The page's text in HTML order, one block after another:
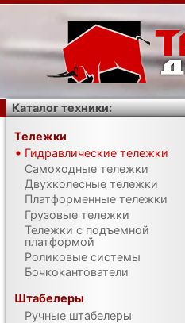
Каталог техники:
Тележки
Гидравлические тележки
Самоходные тележки
Двухколесные тележки
Платформенные тележки
Грузовые тележки
Тележки с подъемной
платформой
Роликовые системы
Бочкокантователи
Штабелеры
Ручные штабелеры